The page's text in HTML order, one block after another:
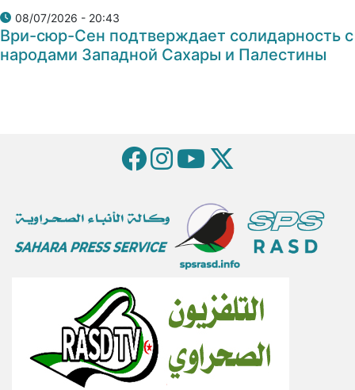
08/07/2026 - 20:43
Ври-сюр-Сен подтверждает солидарность с
народами Западной Сахары и Палестины